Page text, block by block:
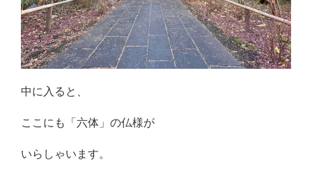
中に入ると、
ここにも「六体」の仏様が
いらしゃいます。